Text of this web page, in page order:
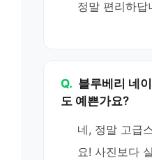
정말 편리하답
Q. 블루베리 네
도 예쁜가요?
네, 정말 고급
요! 사진보다